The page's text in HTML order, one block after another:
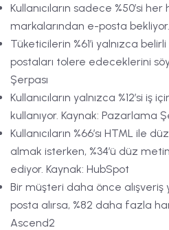
Kullanıcıların sadece %50’si
markalarından e-posta
Tüketicilerin %61’i yalnızca
postaları tolere edeceklerini
Şerpası
Kullanıcıların yalnızca %12’si iş
kullanıyor. Kaynak: Pazarlama
Kullanıcıların %66’sı HTML ile
almak isterken, %34’ü düz
ediyor. Kaynak: HubSpot
Bir müşteri daha önce alışveriş
posta alırsa, %82 daha fazla
Ascend2